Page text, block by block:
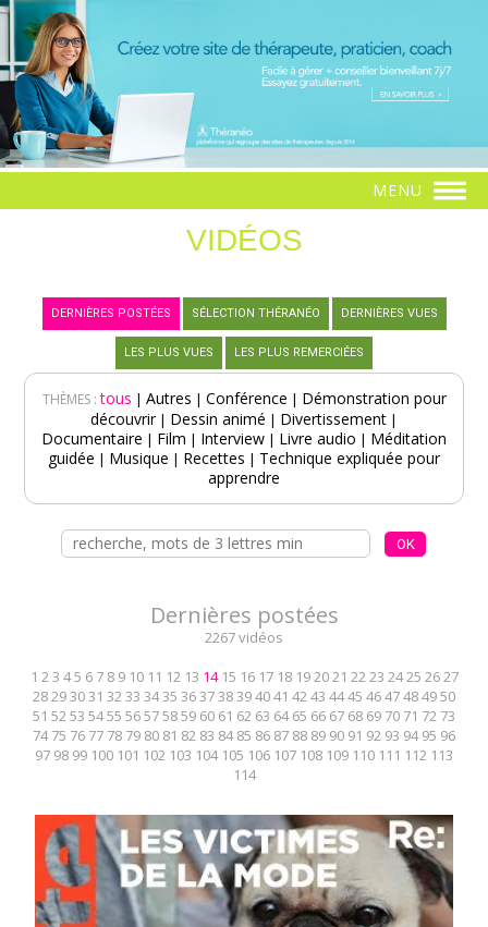
MENU
VIDÉOS
DERNIÈRES POSTÉES SÉLECTION THÉRANÉO DERNIÈRES VUES
LES PLUS VUES LES PLUS REMERCIÉES
THÈMES :tous | Autres | Conférence | Démonstration pour
découvrir| Dessin animé | Divertissement |
Documentaire | Film | Interview | Livre audio | Méditation
guidée | Musique | Recettes | Technique expliquée pour
apprendre
Dernières postées
2267 vidéos
1 23 45 6 7 8 9 10 11 12 13 14 15 16 17 18 192021 2223 2425 2627
28293031 3233 3435 363738394041 4243 4445 4647484950
51 5253 5455 56575859 60 61 62 63 64 65 66 67 68 69 70 71 72 73
74 75 76 77 78 79 80 81 82 83 84 85 86 87 88 89 90 91 92 93 94 95 96
97 98 99 100 101 102 103 104 105 106 107 108 109 110 111 112 113
114